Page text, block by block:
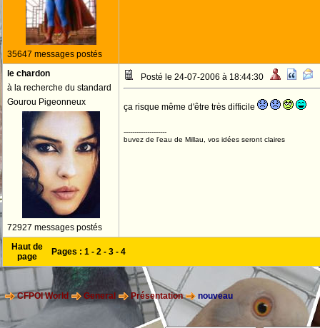
35647 messages postés
le chardon
à la recherche du standard
Gourou Pigeonneux
72927 messages postés
Posté le 24-07-2006 à 18:44:30
ça risque même d'être très difficile
--------------------
buvez de l'eau de Millau, vos idées seront claires
Haut de
page
Pages : 1 - 2 - 3 - 4
CFPOI World General Présentation nouveau